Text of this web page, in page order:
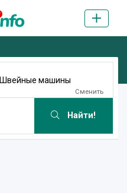
Швейные машины
Сменить
Найти!